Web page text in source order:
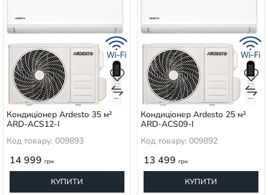
Кондиціонер Ardesto 35 м²
ARD-ACS12-I
Код товару: 009893
14 999 грн
КУПИТИ
Кондиціонер Ardesto 25 м²
ARD-ACS09-I
Код товару: 009892
13 499 грн
КУПИТИ